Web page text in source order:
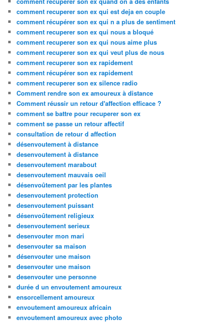
comment recuperer son ex qui est deja en couple
comment récupérer son ex qui n a plus de sentiment
comment recuperer son ex qui nous a bloqué
comment recuperer son ex qui nous aime plus
comment recuperer son ex qui veut plus de nous
comment recuperer son ex rapidement
comment récupérer son ex rapidement
comment recuperer son ex silence radio
Comment rendre son ex amoureux à distance
Comment réussir un retour d'affection efficace ?
comment se battre pour recuperer son ex
comment se passe un retour affectif
consultation de retour d affection
désenvoutement à distance
desenvoutement à distance
desenvoutement marabout
desenvoutement mauvais oeil
désenvoûtement par les plantes
desenvoutement protection
desenvoutement puissant
désenvoûtement religieux
desenvoutement serieux
desenvouter mon mari
desenvouter sa maison
désenvouter une maison
desenvouter une maison
desenvouter une personne
durée d un envoutement amoureux
ensorcellement amoureux
envoutement amoureux africain
envoutement amoureux avec photo